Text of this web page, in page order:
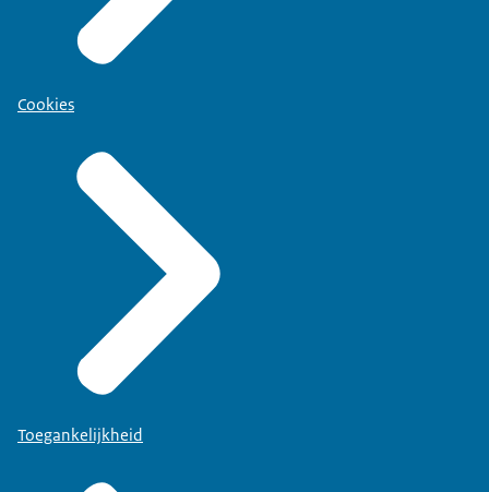
Cookies
Toegankelijkheid